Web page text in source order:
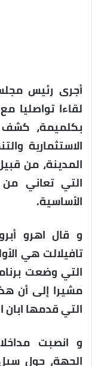
أجرى رئيس
لقاءا تواصليا
بكلميمة،
الاستثمارية
المدينة، من
التي تعاني
الأساسية.
و قال اهرو
تافيلالت هي
التي وضعت
مشيرا إلى أن
التي قدمها ابان
و انصبت
الجهة، حول